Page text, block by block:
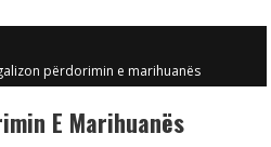
përdorimin e marihuanës
E Marihuanës